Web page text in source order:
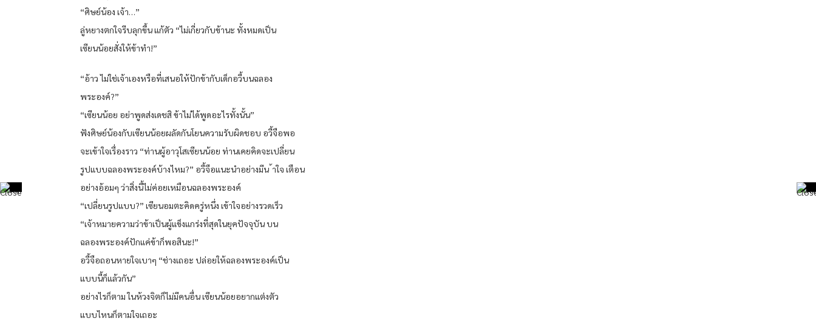
“ศิษย์น้อง เจ้า…”
ลู่หยางตกใจรีบลุกขึ้น แก้ตัว “ไม่เกี่ยวกับข้านะ ทั้งหมดเป็น
เซียนน้อยสั่งให้ข้าทำ!”
“อ้าว ไม่ใช่เจ้าเองหรือที่เสนอให้ปักข้ากับเด็กอวี้บนฉลอง
พระองค์?”
“เซียนน้อย อย่าพูดส่งเดชสิ ข้าไม่ได้พูดอะไรทั้งนั้น”
ฟังศิษย์น้องกับเซียนน้อยผลัดกันโยนความรับผิดชอบ อวี้จือพอ
จะเข้าใจเรื่องราว “ท่านผู้อาวุโสเซียนน้อย ท่านเคยคิดจะเปลี่ยน
รูปแบบฉลองพระองค์บ้างไหม?” อวี้จือแนะนำอย่างมีน ้าใจ เตือน
อย่างอ้อมๆ ว่าสิ่งนี้ไม่ค่อยเหมือนฉลองพระองค์
“เปลี่ยนรูปแบบ?” เซียนอมตะคิดครู่หนึ่ง เข้าใจอย่างรวดเร็ว
“เจ้าหมายความว่าข้าเป็นผู้แข็งแกร่งที่สุดในยุคปัจจุบัน บน
ฉลองพระองค์ปักแค่ข้าก็พอสินะ!”
อวี้จือถอนหายใจเบาๆ “ช่างเถอะ ปล่อยให้ฉลองพระองค์เป็น
แบบนี้ก็แล้วกัน”
อย่างไรก็ตาม ในห้วงจิตก็ไม่มีคนอื่น เซียนน้อยอยากแต่งตัว
แบบไหนก็ตามใจเถอะ